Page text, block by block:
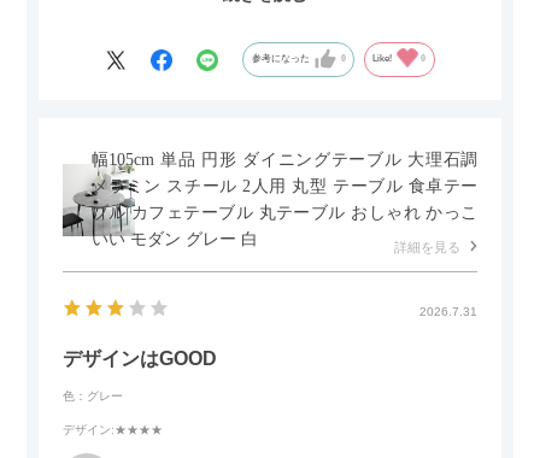
セラミック天板が思った以上に滑りが良く、汚れも拭きやすい
はいけないかもしれません。天板が冷たいので冬にどうなるの
かなというのも気になります。
参考になった 0 Like! 0
幅105cm 単品 円形 ダイニングテーブル 大理石調
メラミン スチール 2人用 丸型 テーブル 食卓テー
ブル カフェテーブル 丸テーブル おしゃれ かっこ
いい モダン グレー 白
詳細を見る
2026.7.31
デザインはGOOD
色：グレー
デザイン:★★★★